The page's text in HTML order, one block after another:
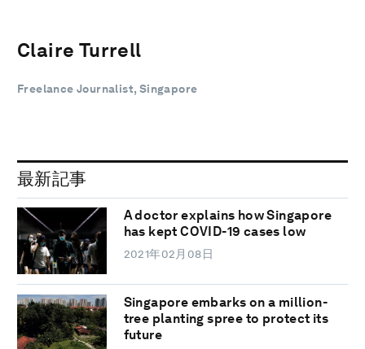
Claire Turrell
Freelance Journalist, Singapore
最新記事
A doctor explains how Singapore
has kept COVID-19 cases low
2021年02月08日
Singapore embarks on a million-
tree planting spree to protect its
future